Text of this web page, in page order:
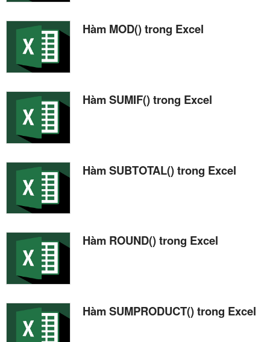
Hàm MOD() trong Excel
Hàm SUMIF() trong Excel
Hàm SUBTOTAL() trong Excel
Hàm ROUND() trong Excel
Hàm SUMPRODUCT() trong Excel